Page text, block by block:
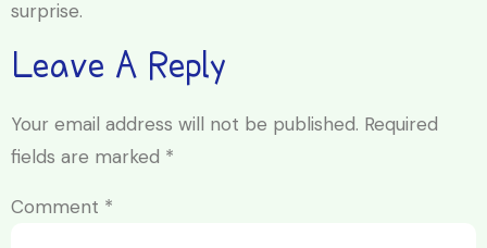
surprise.
Leave A Reply
Your email address will not be published. Required
fields are marked *
Comment *